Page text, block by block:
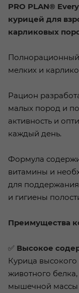
PRO PLAN®
курицей для
карликовых
Полнорационный
мелких и
Рацион
малых пород и
активность и
каждый день.
Формула
витамины и
для
и гигиены
Преимущества
✅ Высокое
Курица
животного
мышечной массы